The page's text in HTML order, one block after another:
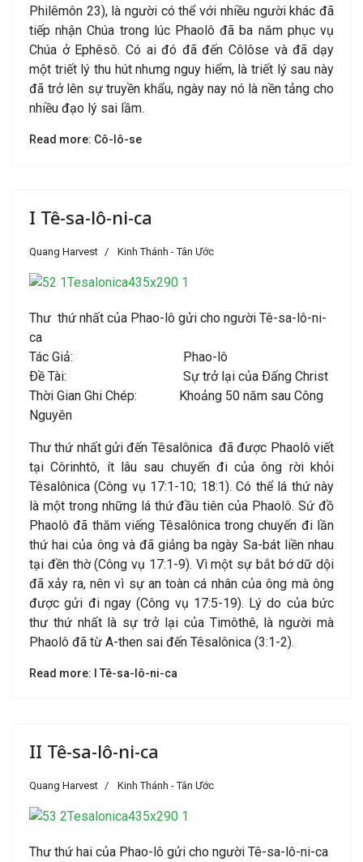
Philêmôn 23), là người có thể với nhiều người khác đã
tiếp nhận Chúa trong lúc Phaolô đã ba năm phục vụ
Chúa ở Ephêsô. Có ai đó đã đến Côlôse và đã dạy
một triết lý thu hút nhưng nguy hiểm, là triết lý sau này
đã trở lên sự truyền khẩu, ngày nay nó là nền tảng cho
nhiều đạo lý sai lầm.
Read more: Cô-lô-se
I Tê-sa-lô-ni-ca
Quang Harvest Kinh Thánh - Tân Ước
Thư thứ nhất của Phao-lô gửi cho người Tê-sa-lô-ni-
ca
Tác Giả: Phao-lô
Ðề Tài: Sự trở lại của Ðấng Christ
Thời Gian Ghi Chép: Khoảng 50 năm sau Công
Nguyên
Thư thứ nhất gửi đến Têsalônica đã được Phaolô viết
tại Côrinhtô, ít lâu sau chuyến đi của ông rời khỏi
Têsalônica (Công vụ 17:1-10; 18:1). Có thể lá thứ này
là một trong những lá thứ đầu tiên của Phaolô. Sứ đồ
Phaolô đã thăm viếng Têsalônica trong chuyến đi lần
thứ hai của ông và đã giảng ba ngày Sa-bát liền nhau
tại đền thờ (Công vụ 17:1-9). Vì một sự bắt bớ dữ dội
đã xảy ra, nên vì sự an toàn cá nhân của ông mà ông
được gửi đi ngay (Công vụ 17:5-19). Lý do của bức
thư thứ nhất là sự trở lại của Timôthê, là người mà
Phaolô đã từ A-then sai đến Têsalônica (3:1-2).
Read more: I Tê-sa-lô-ni-ca
II Tê-sa-lô-ni-ca
Quang Harvest Kinh Thánh - Tân Ước
Thư thứ hai của Phao-lô gửi cho người Tê-sa-lô-ni-ca